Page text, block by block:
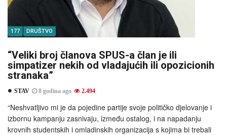
177 DRUŠTVO
“Veliki broj članova SPUS-a član je ili
simpatizer nekih od vladajućih ili opozicionih
stranaka”
STAV 8 godina ago 2.494
“Neshvatljivo mi je da pojedine partije svoje političko djelovanje i
izbornu kampanju zasnivaju, između ostalog, i na napadanju
krovnih studentskih i omladinskih organizacija s kojima bi trebali